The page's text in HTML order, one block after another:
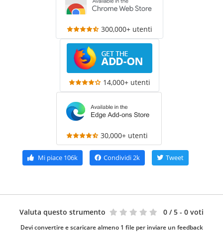
300,000+ utenti
14,000+ utenti
30,000+ utenti
Mi piace 106k Condividi2k Tweet
Valuta questo strumento 0 / 5 - 0 voti
Devi convertire e scaricare almeno 1 file per inviare un feedback